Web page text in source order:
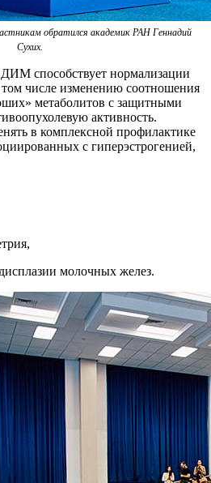
обратился академик РАН Геннадий
Сухих.
способствует нормализации
том числе изменению соотношения
метаболитов с защитными
активность.
в комплексной профилактике
с гиперэстрогенией,
молочных желез.